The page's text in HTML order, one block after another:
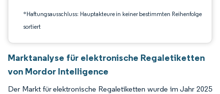
*Haftungsausschluss: Hauptakteure in keiner bestimmten Reihenfolge
sortiert
Marktanalyse für elektronische Regaletiketten
von Mordor Intelligence
Der Markt für elektronische Regaletiketten wurde im Jahr 2025